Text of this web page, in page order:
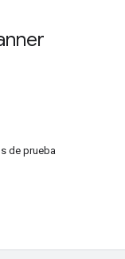
de prueba